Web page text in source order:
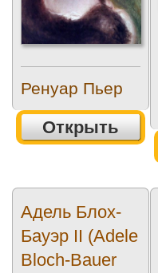
Ренуар Пьер
Открыть
Адель Блох-
Бауэр II (Adele
Bloch-Bauer